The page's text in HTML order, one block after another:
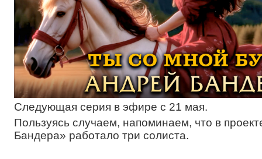
Следующая серия в эфире с 21 мая.
Пользуясь случаем, напоминаем, что в
Бандера» работало три солиста.